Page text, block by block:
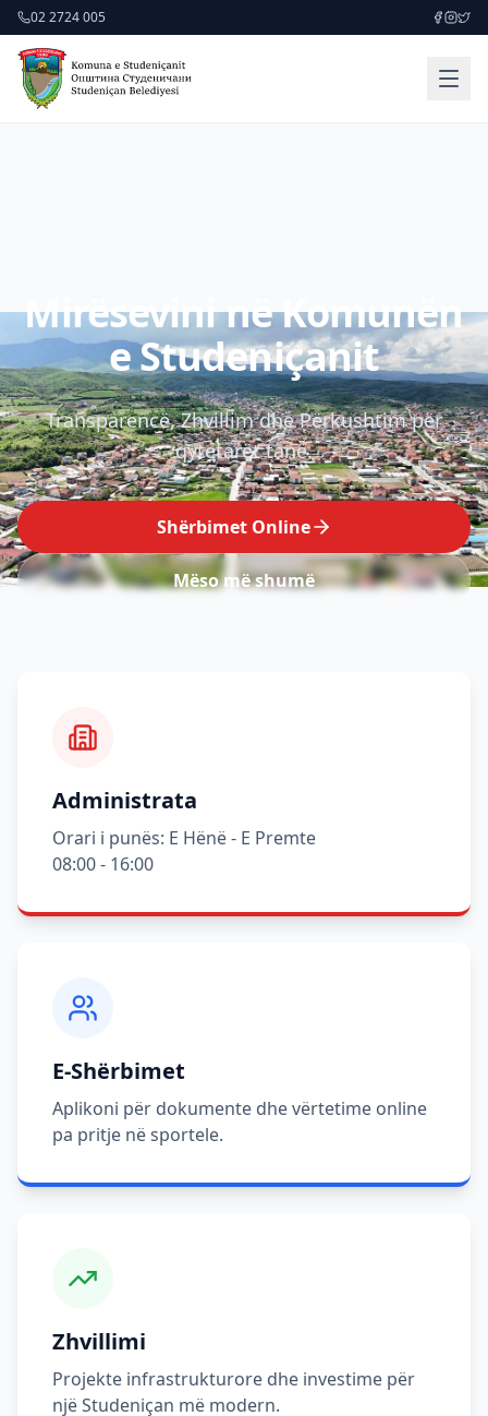
02 2724 005
Mirësevini në Komunën
e Studeniçanit
Transparencë, Zhvillim dhe Përkushtim për
qytetarët tanë.
Shërbimet Online
Mëso më shumë
Administrata
Orari i punës: E Hënë - E Premte
08:00 - 16:00
E-Shërbimet
Aplikoni për dokumente dhe vërtetime online
pa pritje në sportele.
Zhvillimi
Projekte infrastrukturore dhe investime për
një Studeniçan më modern.